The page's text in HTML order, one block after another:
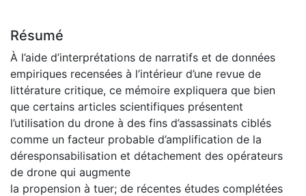
Résumé
À l’aide d’interprétations de narratifs et de données
empiriques recensées à l’intérieur d’une revue de
littérature critique, ce mémoire expliquera que bien
que certains articles scientifiques présentent
l’utilisation du drone à des fins d’assassinats ciblés
comme un facteur probable d’amplification de la
déresponsabilisation et détachement des opérateurs
de drone qui augmente
la propension à tuer; de récentes études complétées